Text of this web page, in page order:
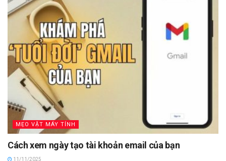
MẸO VẶT MÁY TÍNH
Cách xem ngày tạo tài khoản email của bạn
11/11/2025